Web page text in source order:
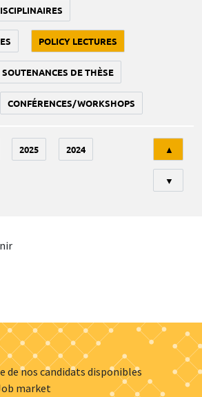
POLICY LECTURES
SOUTENANCES DE THÈSE
CONFÉRENCES/WORKSHOPS
2025 2024 ▲
▼
de nos candidats disponibles
market